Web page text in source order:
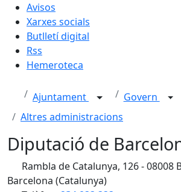
Avisos
Xarxes socials
Butlletí digital
Rss
Hemeroteca
Ajuntament
Govern
Altres administracions
Diputació de
Rambla de Catalunya, 126 - 08008
Barcelona (Catalunya)